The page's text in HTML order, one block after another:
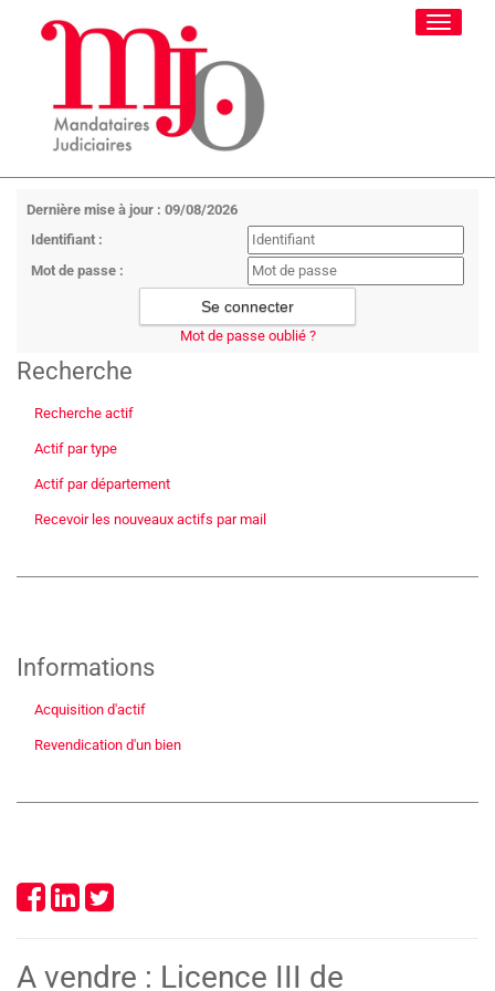
Toggle
Dernière mise à jour : 09/08/2026
Identifiant :
Mot de passe :
Mot de passe oublié ?
Recherche
Recherche actif
Actif par type
Actif par département
Recevoir les nouveaux actifs par mail
Informations
Acquisition d'actif
Revendication d'un bien
A vendre : Licence III de